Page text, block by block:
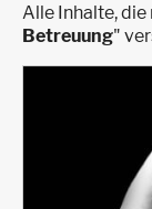
Alle Inhalte,
Betreuung"